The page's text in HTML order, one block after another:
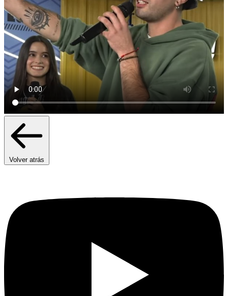
Volver atrás